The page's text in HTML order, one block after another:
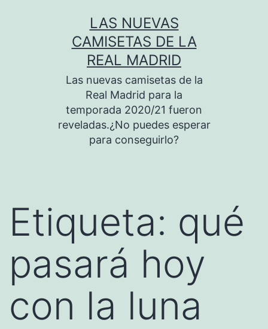
LAS NUEVAS
CAMISETAS DE LA
REAL MADRID
Las nuevas camisetas de la
Real Madrid para la
temporada 2020/21 fueron
reveladas.¿No puedes esperar
para conseguirlo?
Etiqueta: qué
pasará hoy
con la luna